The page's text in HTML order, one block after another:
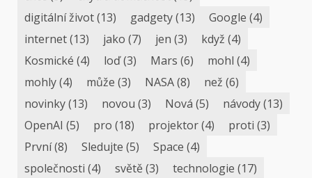
digitální život(13) gadgety(13) Google (4)
internet(13) jako (7) jen (3) když (4)
Kosmické (4) loď(3) Mars (6) mohl (4)
mohly(4) může (3) NASA(8) než (6)
novinky(13) novou (3) Nová (5) návody(13)
OpenAI (5) pro (18) projektor(4) proti (3)
První(8) Sledujte (5) Space (4)
společnosti (4) světě(3) technologie (17)